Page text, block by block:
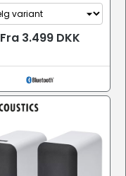
Fra 3.499 DKK